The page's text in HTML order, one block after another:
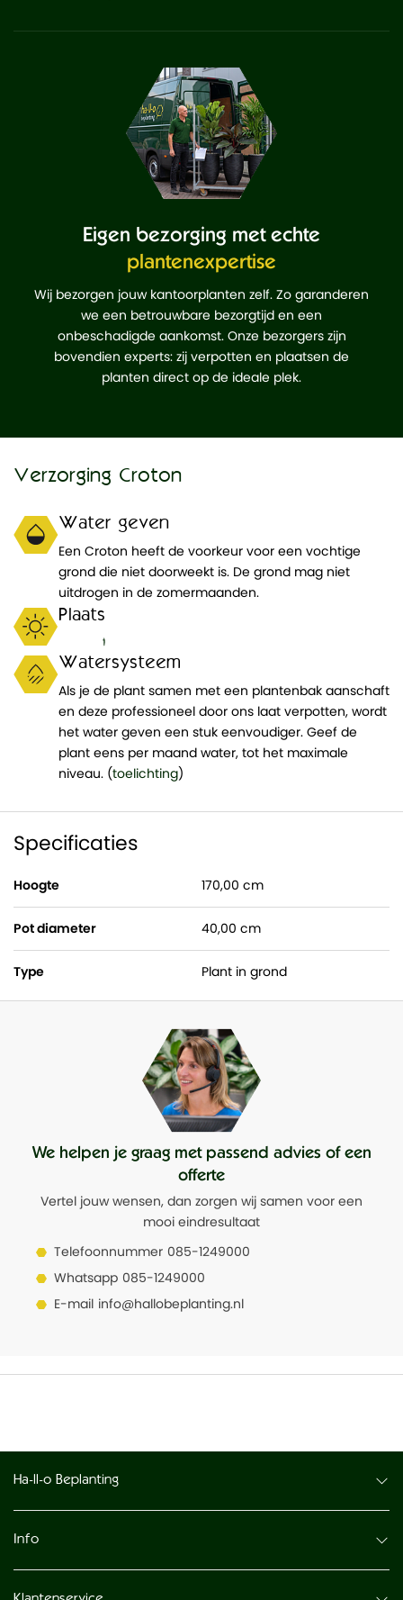
Eigen bezorging met echte
plantenexpertise
Wij bezorgen jouw kantoorplanten zelf. Zo garanderen
we een betrouwbare bezorgtijd en een
onbeschadigde aankomst. Onze bezorgers zijn
bovendien experts: zij verpotten en plaatsen de
planten direct op de ideale plek.
Verzorging Croton
Water geven
Een Croton heeft de voorkeur voor een vochtige
grond die niet doorweekt is. De grond mag niet
uitdrogen in de zomermaanden.
Plaats
Een Croton
licht nodig,
inclusief
direct
zonlicht.
Krijgt hij te
weinig licht,
dan zal de
bladkleur
minder bont
worden. Ook
bladval is
een signaal
licht. (
toelichting
Watersysteem
Als je de plant samen met een plantenbak aanschaft
en deze professioneel door ons laat verpotten, wordt
het water geven een stuk eenvoudiger. Geef de
plant eens per maand water, tot het maximale
niveau. (toelichting)
Specificaties
Hoogte 170,00 cm
Pot diameter 40,00 cm
Type Plant in grond
We helpen je graag met passend advies of een
offerte
Vertel jouw wensen, dan zorgen wij samen voor een
mooi eindresultaat
Telefoonnummer 085-1249000
Whatsapp 085-1249000
E-mail info@hallobeplanting.nl
Ha-ll-o Beplanting
Info